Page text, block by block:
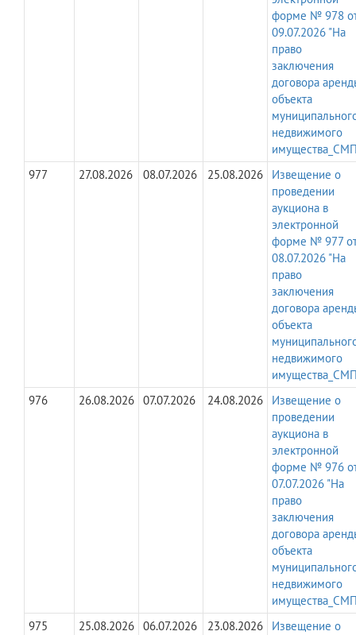
форме № 978
09.07.2026 "На
право
заключения
договора
объекта
недвижимого
977
27.08.2026 08.07.2026 25.08.2026
Извещение о
проведении
аукциона в
электронной
форме № 977
08.07.2026 "На
право
заключения
договора
объекта
недвижимого
976
26.08.2026 07.07.2026 24.08.2026
Извещение о
проведении
аукциона в
электронной
форме № 976
07.07.2026 "На
право
заключения
договора
объекта
недвижимого
975
25.08.2026 06.07.2026 23.08.2026
Извещение о